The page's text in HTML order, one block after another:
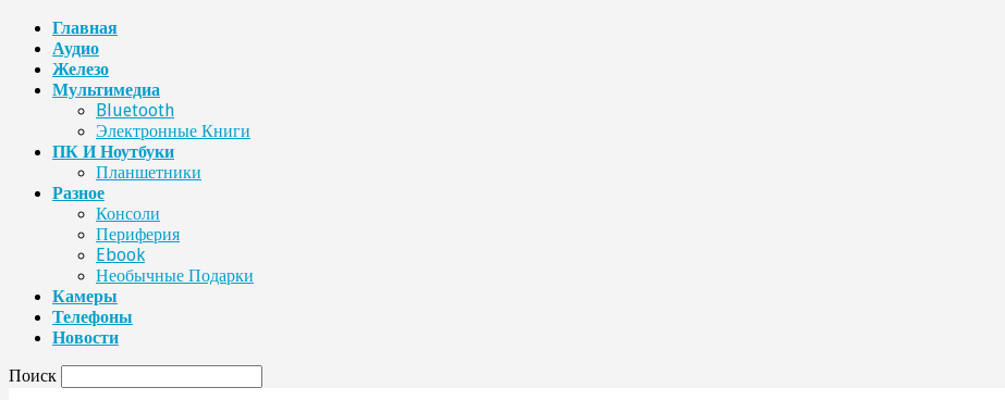
Главная
Аудио
Железо
Мультимедиа
Bluetooth
Электронные Книги
ПК И Ноутбуки
Планшетники
Разное
Консоли
Периферия
Ebook
Необычные Подарки
Камеры
Телефоны
Новости
Поиск